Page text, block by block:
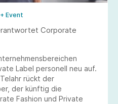
Event
Corporate
Label personell neu auf.
rückt der
der künftig die
Fashion und Private